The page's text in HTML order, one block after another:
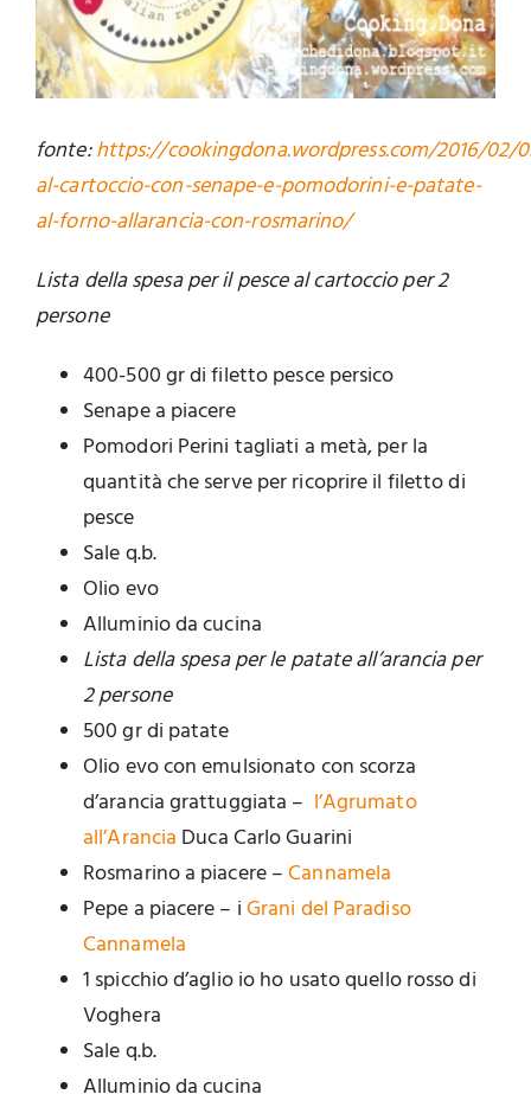
fonte:https://cookingdona.wordpress.com/2016/02/
al-cartoccio-con-senape-e-pomodorini-e-patate-
al-forno-allarancia-con-rosmarino/
Lista della spesa per il pesce al cartoccio per 2
persone
400-500 gr di filetto pesce persico
Senape a piacere
Pomodori Perini tagliati a metà, per la
quantità che serve per ricoprire il filetto di
pesce
Sale q.b.
Olio evo
Alluminio da cucina
Lista della spesa per le patate all’arancia per
2 persone
500 gr di patate
Olio evo con emulsionato con scorza
d’arancia grattuggiata – l’Agrumato
all’Arancia Duca Carlo Guarini
Rosmarino a piacere –Cannamela
Pepe a piacere – iGrani del Paradiso
Cannamela
1 spicchio d’aglio io ho usato quello rosso di
Voghera
Sale q.b.
Alluminio da cucina